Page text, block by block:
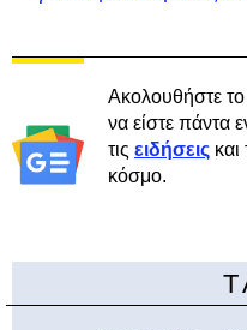
Ακολουθήστε το
να είστε πάντα
τις ειδήσεις
κόσμο.